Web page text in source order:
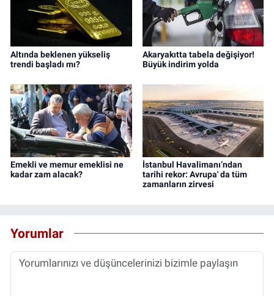
Altında beklenen yükseliş
trendi başladı mı?
Akaryakıtta tabela değişiyor!
Büyük indirim yolda
Emekli ve memur emeklisi ne
kadar zam alacak?
İstanbul Havalimanı’ndan
tarihi rekor: Avrupa' da tüm
zamanların zirvesi
Yorumlar